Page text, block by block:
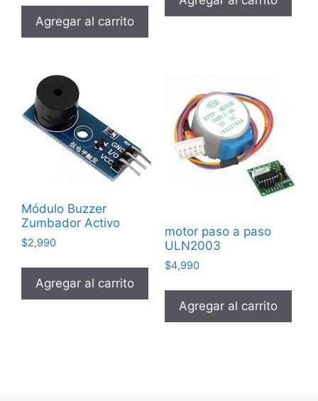
Agregar al carrito
Módulo Buzzer
Zumbador Activo
$2,990
Agregar al carrito
motor paso a paso
ULN2003
$4,990
Agregar al carrito